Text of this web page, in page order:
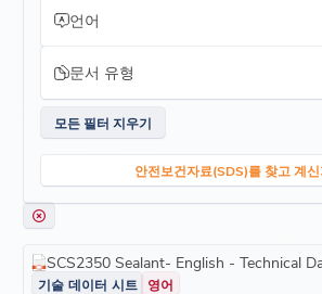
언어
문서 유형
모든 필터 지우기
안전보건자료(SDS)를 찾고 계
SCS2350 Sealant- English - Technical
기술 데이터 시트 영어